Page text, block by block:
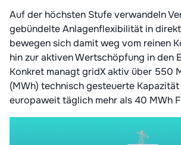
Auf der höchsten Stufe verwandeln
gebündelte Anlagen­flexibilität in
bewegen sich damit weg vom reinen
hin zur aktiven Wertschöpfung in den
Konkret managt gridX aktiv über 550
(MWh) technisch gesteuerte
europaweit täglich mehr als 40 MWh